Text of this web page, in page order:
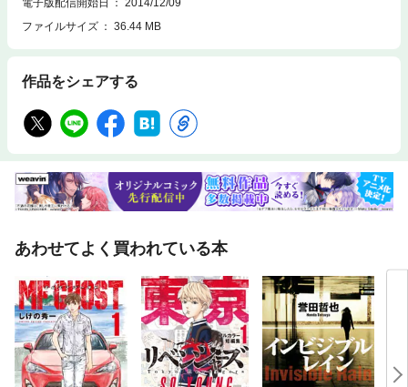
電子版配信開始日
2014/12/09
ファイルサイズ
36.44 MB
作品をシェアする
あわせてよく買われている本